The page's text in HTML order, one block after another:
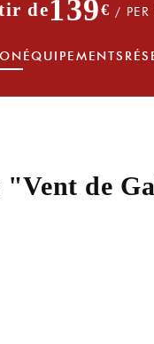
ÉQUIPEMENTS
139€ /
"Vent de